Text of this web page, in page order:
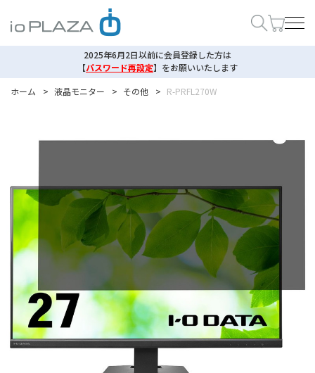
2025年6月2日以前に会員登録した方は
【パスワード再設定】 をお願いいたします
ホーム
> 液晶モニター > その他 > R-PRFL270W